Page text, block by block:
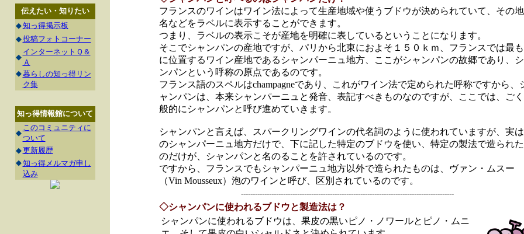
伝えたい・知りたい
◆知っ得掲示板
◆投稿フォトコーナー
◆
インターネットＱ＆
Ａ
◆暮らしの知っ得リン
ク集
知っ得情報館について
◆
このコミュニティに
ついて
◆更新履歴
◆知っ得メルマガ申し
込み
フランスのワインはワイン法によって生産地域や使うブドウが決められていて、その
名などをラベルに表示することができます。
つまり、ラベルの表示こそが産地を明確に表しているということになります。
そこでシャンパンの産地ですが、パリから北東におよそ１５０ｋｍ、フランスでは最
に位置するワイン産地であるシャンパーニュ地方、ここがシャンパンの故郷であり、
ンパンという呼称の原点であるのです。
フランス語のスペルはchampagneであり、これがワイン法で定められた呼称ですから、
ャンパンは、本来シャンパーニュと発音、表記すべきものなのですが、ここでは、ご
般的にシャンパンと呼び進めていきます。
シャンパンと言えば、スパークリングワインの代名詞のように使われていますが、実は
のシャンパーニュ地方だけで、下に記した特定のブドウを使い、特定の製法で造られ
のだけが、シャンパンと名のることを許されているのです。
ですから、フランスでもシャンパーニュ地方以外で造られたものは、ヴァン・ムスー
（Vin Mousseux）泡のワインと呼び、区別されているのです。
-------------------------------------------------------------------------------------------
◇シャンパンに使われるブドウと製造法は？
シャンパンに使われるブドウは、果皮の黒いピノ・ノワールとピノ・ムニ